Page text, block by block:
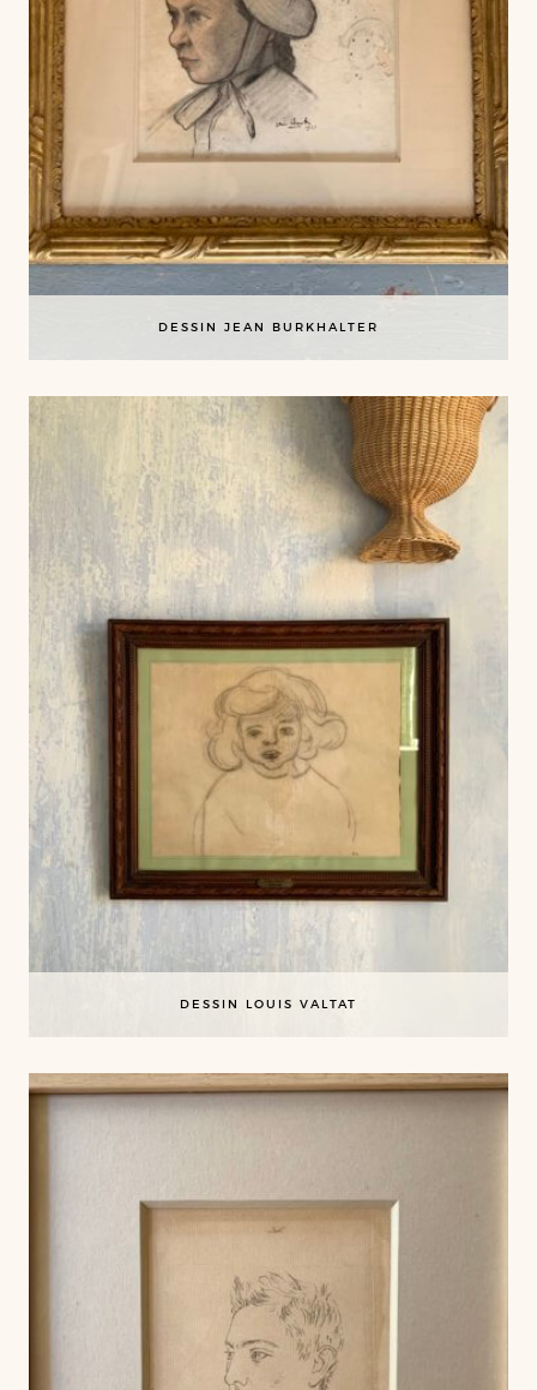
DESSIN JEAN BURKHALTER
DESSIN LOUIS VALTAT